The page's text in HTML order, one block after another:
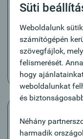
A szokványos
alternatívája. A
Süti
Weboldalunk
számítógépén
szövegfájlok,
felismerését.
hogy
weboldalunkat
és
Néhány
harmadik